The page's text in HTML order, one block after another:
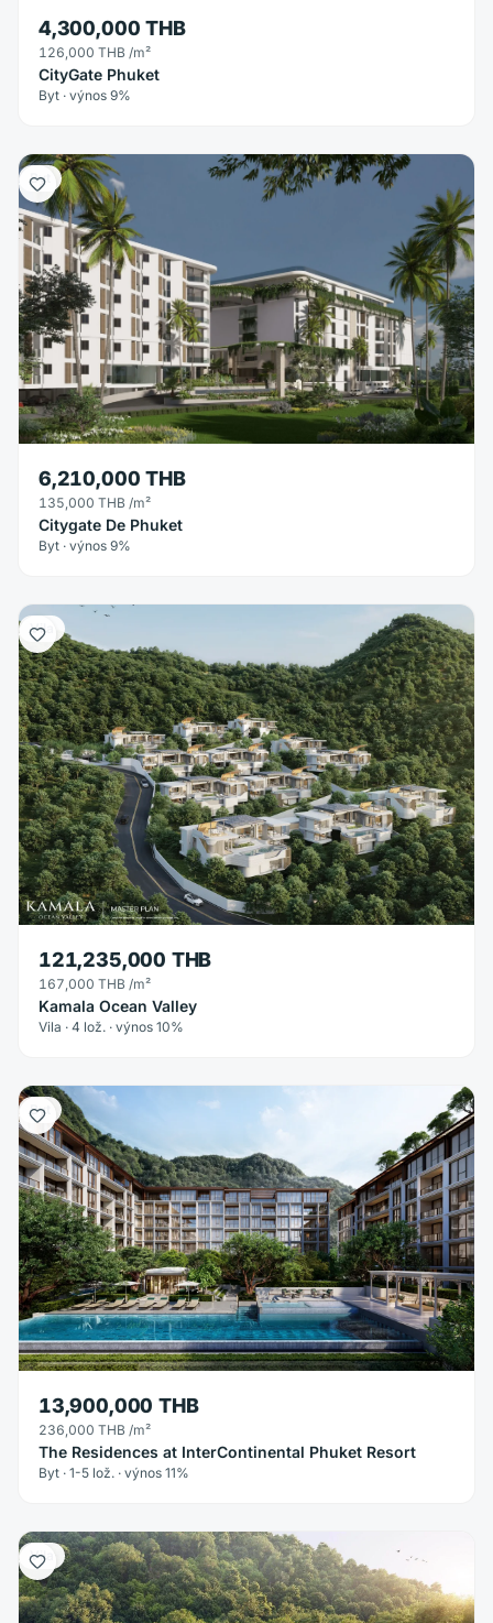
4,300,000 THB
126,000 THB /m²
CityGate Phuket
Byt · výnos 9%
Byt
6,210,000 THB
135,000 THB /m²
Citygate De Phuket
Byt · výnos 9%
Vila
121,235,000 THB
167,000 THB /m²
Kamala Ocean Valley
Vila · 4 lož. · výnos 10%
Byt
13,900,000 THB
236,000 THB /m²
The Residences at InterContinental Phuket Resort
Byt · 1-5 lož. · výnos 11%
Vila